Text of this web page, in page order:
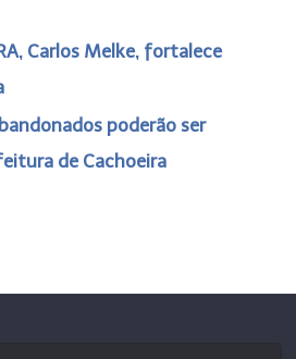
Carlos Melke, fortalece
poderão ser
de Cachoeira